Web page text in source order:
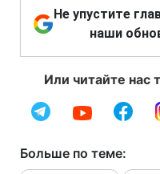
Не упустите
наши
Или читайте нас
Больше по теме: